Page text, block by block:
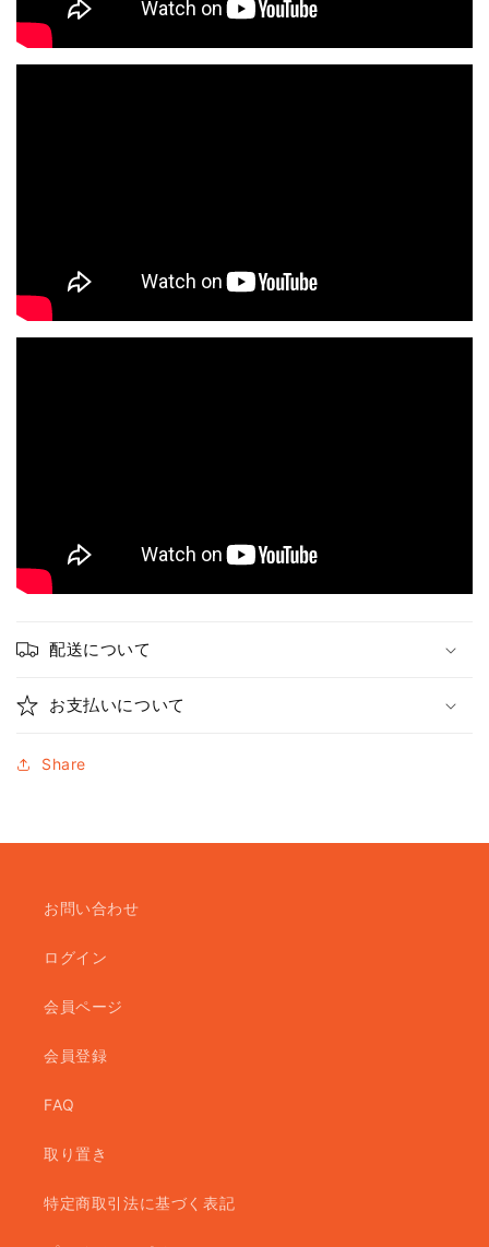
配送について
お支払いについて
Share
お問い合わせ
ログイン
会員ページ
会員登録
FAQ
取り置き
特定商取引法に基づく表記